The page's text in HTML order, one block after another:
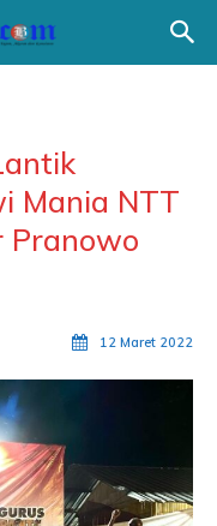
Mania NTT
Pranowo
12 Maret 2022